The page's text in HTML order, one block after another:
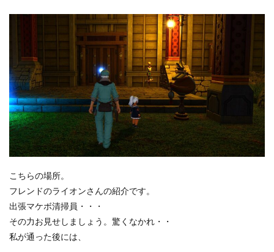
こちらの場所。
フレンドのライオンさんの紹介です。
出張マケボ清掃員・・・
その力お見せしましょう。驚くなかれ・・
私が通った後には、